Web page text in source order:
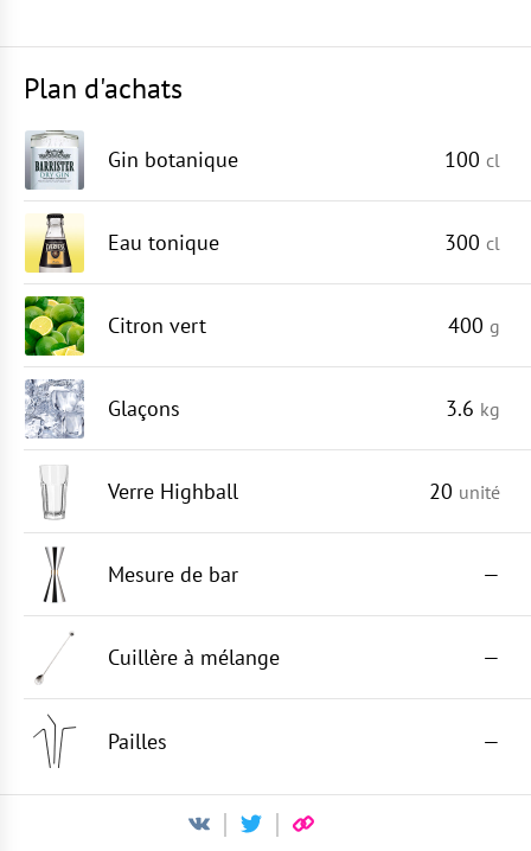
Plan d'achats
Gin botanique 100 cl
Eau tonique 300 cl
Citron vert 400 g
Glaçons 3.6 kg
Verre Highball 20 unité
Mesure de bar —
Cuillère à mélange —
Pailles —